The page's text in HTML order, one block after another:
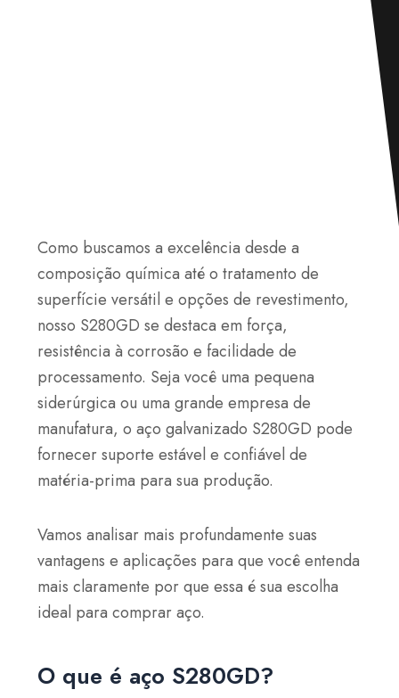
Como buscamos a excelência desde a
composição química até o tratamento de
superfície versátil e opções de revestimento,
nosso S280GD se destaca em força,
resistência à corrosão e facilidade de
processamento. Seja você uma pequena
siderúrgica ou uma grande empresa de
manufatura, o aço galvanizado S280GD pode
fornecer suporte estável e confiável de
matéria-prima para sua produção.
Vamos analisar mais profundamente suas
vantagens e aplicações para que você entenda
mais claramente por que essa é sua escolha
ideal para comprar aço.
O que é aço S280GD?